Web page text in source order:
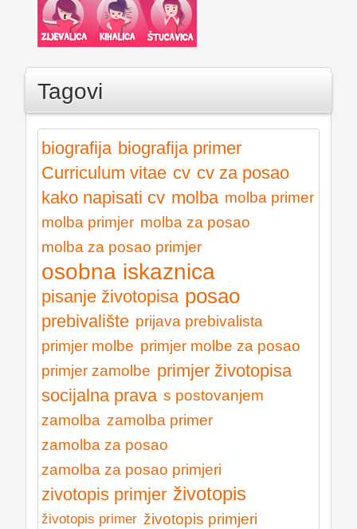
Tagovi
biografija biografija primer
Curriculum vitae cv cv za posao
kako napisati cv molba molba primer
molba primjer molba za posao
molba za posao primjer
osobna iskaznica
pisanje životopisa posao
prebivalište prijava prebivalista
primjer molbe primjer molbe za posao
primjer zamolbe primjer životopisa
socijalna prava s postovanjem
zamolba zamolba primer
zamolba za posao
zamolba za posao primjeri
zivotopis primjer životopis
životopis primer životopis primjeri